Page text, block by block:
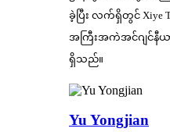
ခဲ့ပြီး လက်ရှိတွင် Xiye
အကြီးအကဲအင်ဂျင်နီယ
ရှိသည်။
Yu Yongjian